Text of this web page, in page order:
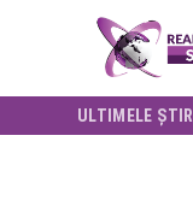
ULTIMELE ȘTIRI